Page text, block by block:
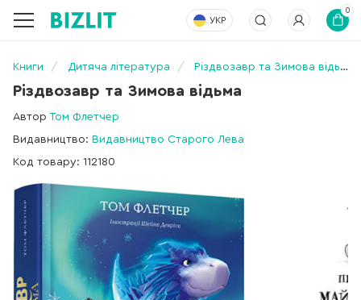
УКР
0
Книги Дитяча література Різдвозавр та Зимова відьма
Різдвозавр та Зимова відьма
Автор Том Флетчер
Видавництво: Видавництво Старого Лева
Код товару: 112180